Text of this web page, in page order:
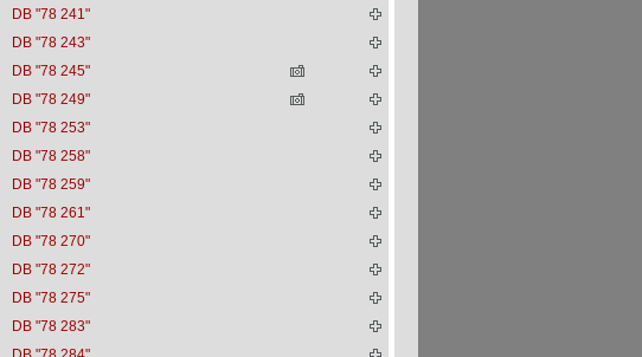
DB "78 241"
DB "78 243"
DB "78 245"
DB "78 249"
DB "78 253"
DB "78 258"
DB "78 259"
DB "78 261"
DB "78 270"
DB "78 272"
DB "78 275"
DB "78 283"